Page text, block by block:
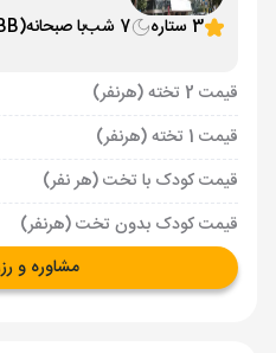
3 ستاره
7 شب با صبحانه(BB)
قیمت 2 تخته (هرنفر)
قیمت 1 تخته (هرنفر)
قیمت کودک با تخت (هر نفر)
قیمت کودک بدون تخت (هرنفر)
مشاوره و